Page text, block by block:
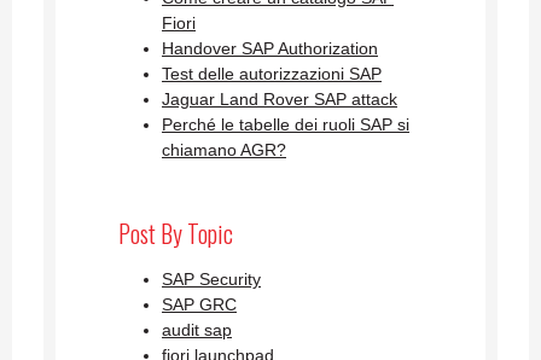
Fiori
Handover SAP Authorization
Test delle autorizzazioni SAP
Jaguar Land Rover SAP attack
Perché le tabelle dei ruoli SAP si
chiamano AGR?
Post By Topic
SAP Security
SAP GRC
audit sap
fiori launchpad